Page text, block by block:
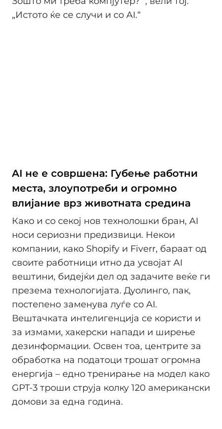
„Истото ќе се случи и со AI.“
AI не е совршена: Губење работни
места, злоупотреби и огромно
влијание врз животната средина
Како и со секој нов технолошки бран, AI
носи сериозни предизвици. Некои
компании, како Shopify и Fiverr, бараат од
своите работници итно да усвојат AI
вештини, бидејќи дел од задачите веќе ги
презема технологијата. Дуолинго, пак,
постепено заменува луѓе со AI.
Вештачката интелигенција се користи и
за измами, хакерски напади и ширење
дезинформации. Освен тоа, центрите за
обработка на податоци трошат огромна
енергија – едно тренирање на модел како
GPT-3 троши струја колку 120 американски
домови за една година.